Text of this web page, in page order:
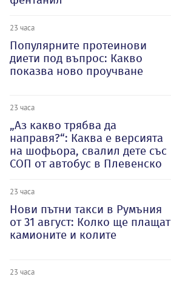
23 часа
Популярните протеинови
диети под въпрос: Какво
показва ново проучване
23 часа
„Аз какво трябва да
направя?“: Каква е версията
на шофьора, свалил дете със
СОП от автобус в Плевенско
23 часа
Нови пътни такси в Румъния
от 31 август: Колко ще плащат
камионите и колите
23 часа